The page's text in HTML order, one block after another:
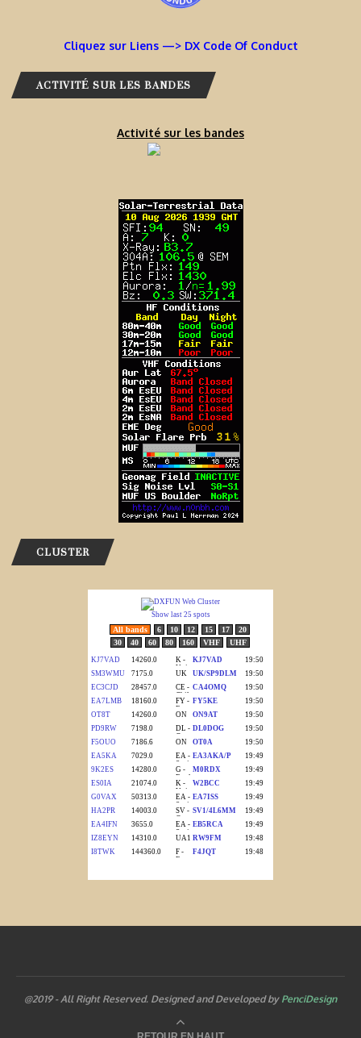
Cliquez sur Liens —> DX Code Of Conduct
ACTIVITÉ SUR LES BANDES
Activité sur les bandes
CLUSTER
@2019 - All Right Reserved. Designed and Developed by PenciDesign